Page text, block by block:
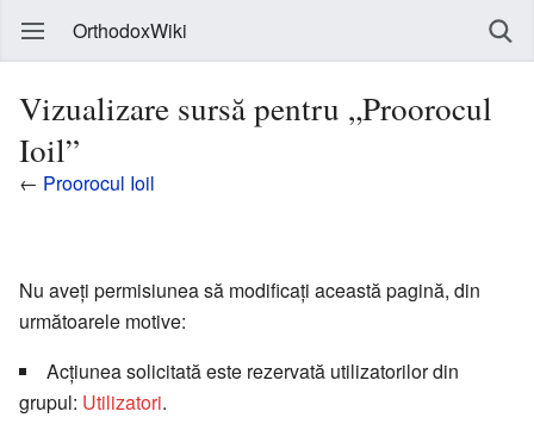
OrthodoxWiki
Vizualizare sursă pentru „Proorocul
Ioil”
← Proorocul Ioil
Nu aveți permisiunea să modificați această pagină, din
următoarele motive:
Acțiunea solicitată este rezervată utilizatorilor din
grupul: Utilizatori.